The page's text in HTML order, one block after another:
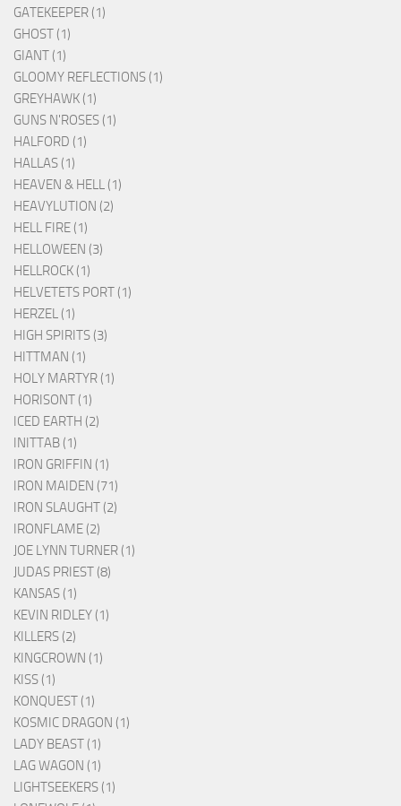
GATEKEEPER (1)
GHOST (1)
GIANT (1)
GLOOMY REFLECTIONS (1)
GREYHAWK (1)
GUNS N'ROSES (1)
HALFORD (1)
HALLAS (1)
HEAVEN & HELL (1)
HEAVYLUTION (2)
HELL FIRE (1)
HELLOWEEN (3)
HELLROCK (1)
HELVETETS PORT (1)
HERZEL (1)
HIGH SPIRITS (3)
HITTMAN (1)
HOLY MARTYR (1)
HORISONT (1)
ICED EARTH (2)
INITTAB (1)
IRON GRIFFIN (1)
IRON MAIDEN (71)
IRON SLAUGHT (2)
IRONFLAME (2)
JOE LYNN TURNER (1)
JUDAS PRIEST (8)
KANSAS (1)
KEVIN RIDLEY (1)
KILLERS (2)
KINGCROWN (1)
KISS (1)
KONQUEST (1)
KOSMIC DRAGON (1)
LADY BEAST (1)
LAG WAGON (1)
LIGHTSEEKERS (1)